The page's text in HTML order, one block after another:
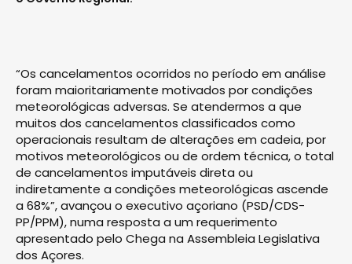
“Os cancelamentos ocorridos no período em análise
foram maioritariamente motivados por condições
meteorológicas adversas. Se atendermos a que
muitos dos cancelamentos classificados como
operacionais resultam de alterações em cadeia, por
motivos meteorológicos ou de ordem técnica, o total
de cancelamentos imputáveis direta ou
indiretamente a condições meteorológicas ascende
a 68%”, avançou o executivo açoriano (PSD/CDS-
PP/PPM), numa resposta a um requerimento
apresentado pelo Chega na Assembleia Legislativa
dos Açores.